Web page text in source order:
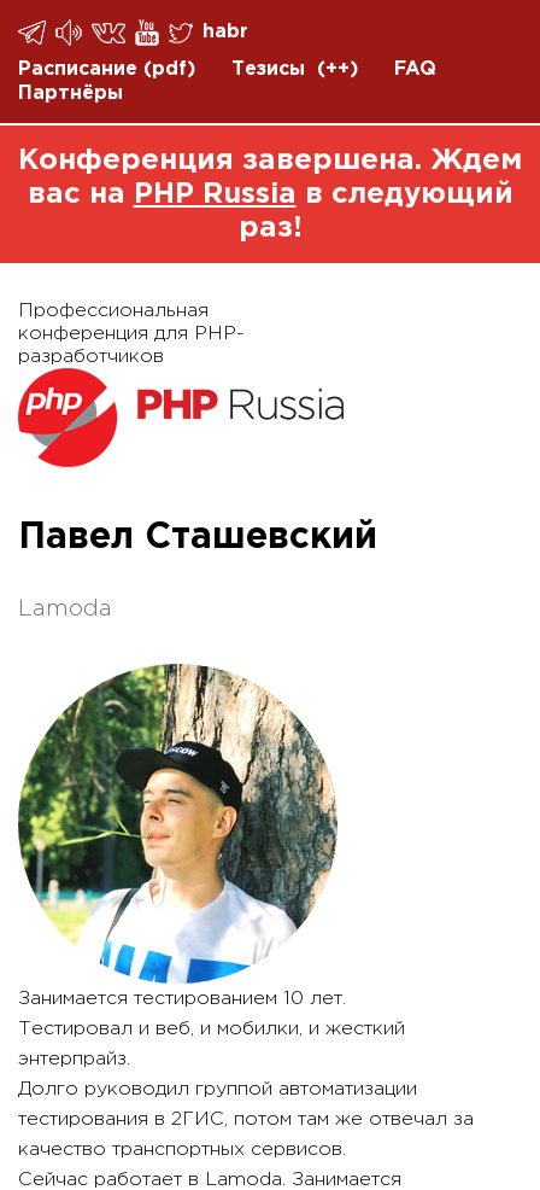
habr
Расписание (pdf) Тезисы (++)
FAQ
Партнёры
Конференция завершена. Ждем
вас на
PHP Russia в следующий
раз!
Профессиональная
конференция для PHP-
разработчиков
Павел Сташевский
Lamoda
Занимается тестированием 10 лет.
Тестировал и веб, и мобилки, и жесткий
энтерпрайз.
Долго руководил группой автоматизации
тестирования в 2ГИС, потом там же отвечал за
качество транспортных сервисов.
Сейчас работает в Lamoda. Занимается